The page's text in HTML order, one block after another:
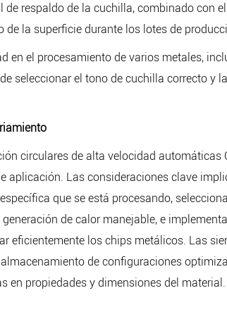
respaldo de la cuchilla, combinado con
la superficie durante los lotes de
el procesamiento de varios metales,
seleccionar el tono de cuchilla correcto y
circulares de alta velocidad automáticas
Las consideraciones clave
que se está procesando,
de calor manejable, e
eficientemente los chips metálicos. Las
de configuraciones
propiedades y dimensiones del material.